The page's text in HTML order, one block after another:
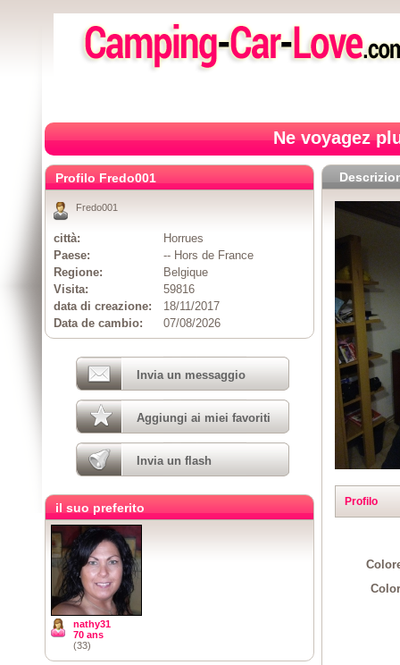
Ne voyagez
Profilo
Profilo Fredo001
Fredo001
città:
Horrues
Paese:
-- Hors de France
Regione:
Belgique
Visita:
59816
data di creazione:
18/11/2017
Data de cambio:
07/08/2026
Invia un messaggio
Aggiungi ai miei favoriti
Invia un flash
il suo preferito
nathy31
70 ans
(33)